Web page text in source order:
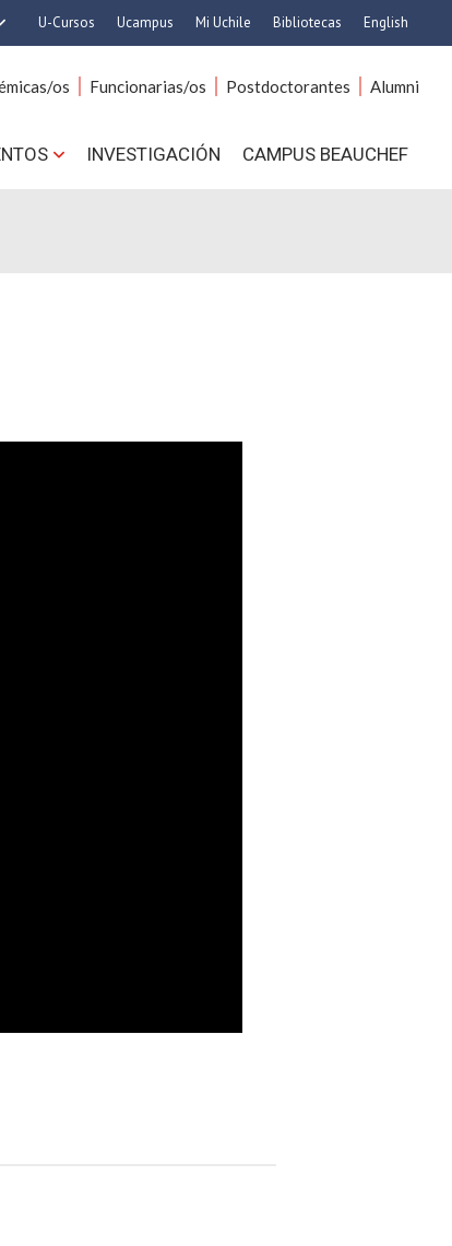
Ciencias
Cs. Agronómicas
U-Cursos Ucampus Mi Uchile Bibliotecas English
os Funcionarias/os Postdoctorantes Alumni
INVESTIGACIÓN CAMPUS BEAUCHEF